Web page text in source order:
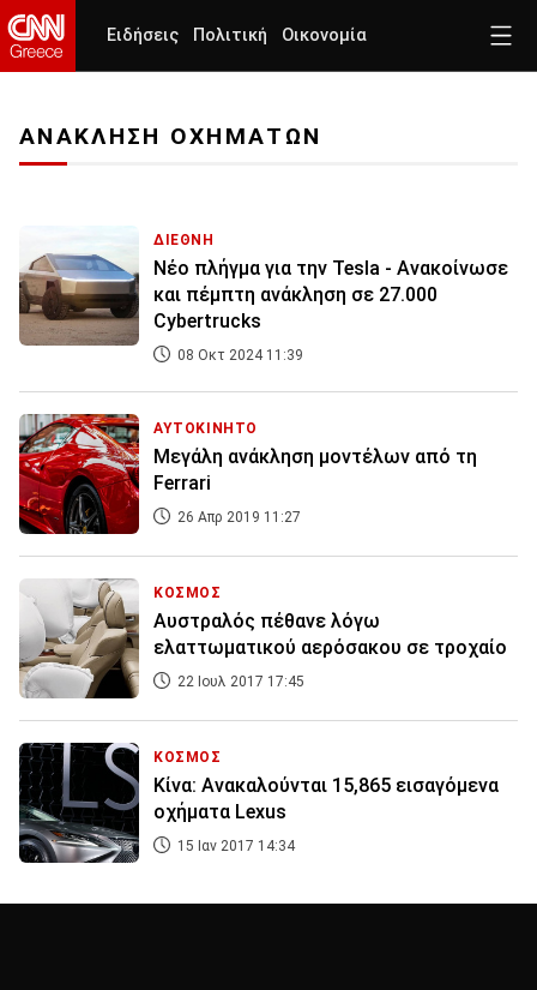
Ειδήσεις Πολιτική Οικονομία
ΑΝΑΚΛΗΣΗ ΟΧΗΜΑΤΩΝ
ΔΙΕΘΝΗ
Νέο πλήγμα για την Tesla - Ανακοίνωσε
και πέμπτη ανάκληση σε 27.000
Cybertrucks
08 Οκτ 2024 11:39
ΑΥΤΟΚΙΝΗΤΟ
Μεγάλη ανάκληση μοντέλων από τη
Ferrari
26 Απρ 2019 11:27
ΚΟΣΜΟΣ
Αυστραλός πέθανε λόγω
ελαττωματικού αερόσακου σε τροχαίο
22 Ιουλ 2017 17:45
ΚΟΣΜΟΣ
Κίνα: Ανακαλούνται 15,865 εισαγόμενα
οχήματα Lexus
15 Ιαν 2017 14:34